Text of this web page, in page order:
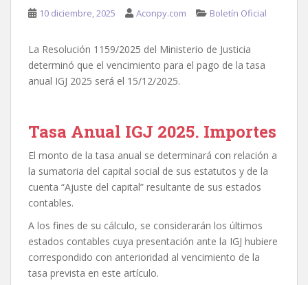
10 diciembre, 2025 Aconpy.com Boletín Oficial
La Resolución 1159/2025 del Ministerio de Justicia
determinó que el vencimiento para el pago de la tasa
anual IGJ 2025 será el 15/12/2025.
Tasa Anual IGJ 2025. Importes
El monto de la tasa anual se determinará con relación a
la sumatoria del capital social de sus estatutos y de la
cuenta “Ajuste del capital” resultante de sus estados
contables.
A los fines de su cálculo, se considerarán los últimos
estados contables cuya presentación ante la IGJ hubiere
correspondido con anterioridad al vencimiento de la
tasa prevista en este artículo.